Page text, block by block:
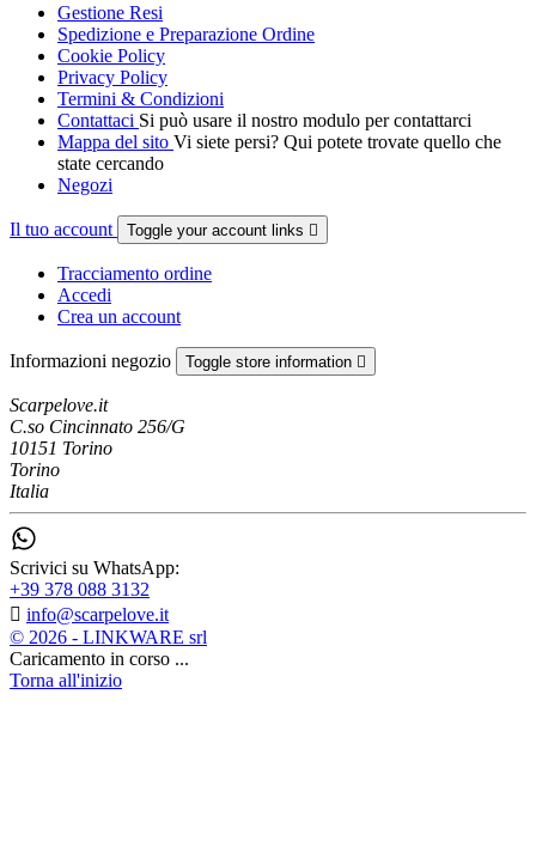
Gestione Resi
Spedizione e Preparazione Ordine
Cookie Policy
Privacy Policy
Termini & Condizioni
Contattaci Si può usare il nostro modulo per contattarci
Mappa del sito Vi siete persi? Qui potete trovate quello che
state cercando
Negozi
Il tuo account Toggle your account links 
Tracciamento ordine
Accedi
Crea un account
Informazioni negozio Toggle store information 
Scarpelove.it
C.so Cincinnato 256/G
10151 Torino
Torino
Italia
Scrivici su WhatsApp:
+39 378 088 3132
 info@scarpelove.it
© 2026 - LINKWARE srl
Caricamento in corso ...
Torna all'inizio